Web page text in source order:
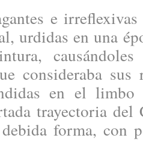
e irreflexivas
urdidas en una
consideraba sus
en el
trayectoria
forma, con